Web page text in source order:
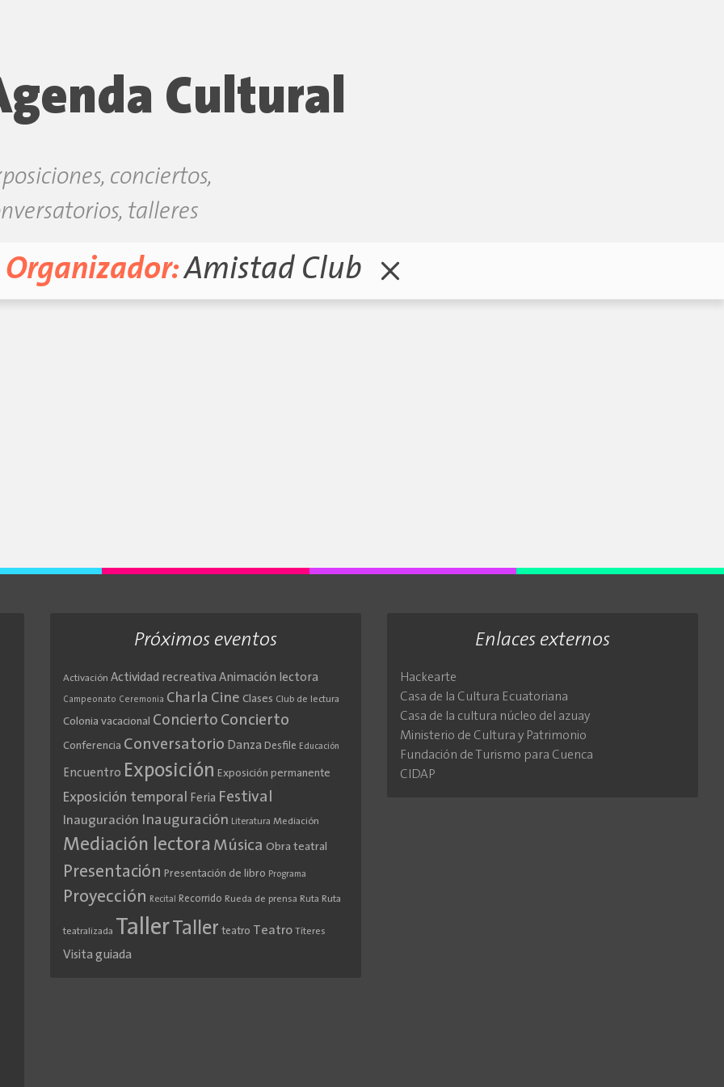
Cultural
conciertos,
talleres
Organizador:Amistad Club
Próximos eventos
Activación Actividad recreativa Animación lectora
Campeonato Ceremonia Charla Cine Clases Club de lectura
Colonia vacacional Concierto Concierto
Conferencia Conversatorio Danza Desfile Educación
Encuentro Exposición Exposición permanente
Exposición temporal Feria Festival
Inauguración Inauguración Literatura Mediación
Mediación lectora Música Obra teatral
Presentación Presentación de libro Programa
Proyección Recital Recorrido Rueda de prensa Ruta Ruta
teatralizada TallerTaller teatro Teatro Títeres
Visita guiada
Enlaces externos
Hackearte
Casa de la Cultura Ecuatoriana
Casa de la cultura núcleo del azuay
Ministerio de Cultura y Patrimonio
Fundación de Turismo para Cuenca
CIDAP